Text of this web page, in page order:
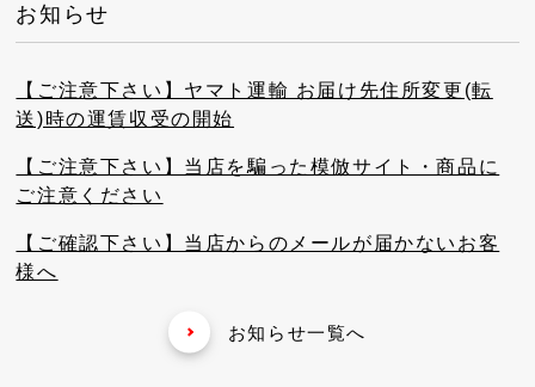
お知らせ
【ご注意下さい】ヤマト運輸 お届け先住所変更(転
送)時の運賃収受の開始
【ご注意下さい】当店を騙った模倣サイト・商品に
ご注意ください
【ご確認下さい】当店からのメールが届かないお客
様へ
お知らせ一覧へ